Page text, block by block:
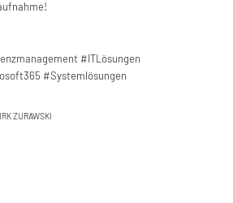
#ITLösungen
#Systemlösungen
ZURAWSKI